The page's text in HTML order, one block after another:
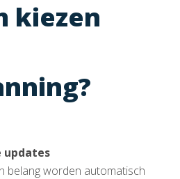
kiezen
updates
belang worden automatisch